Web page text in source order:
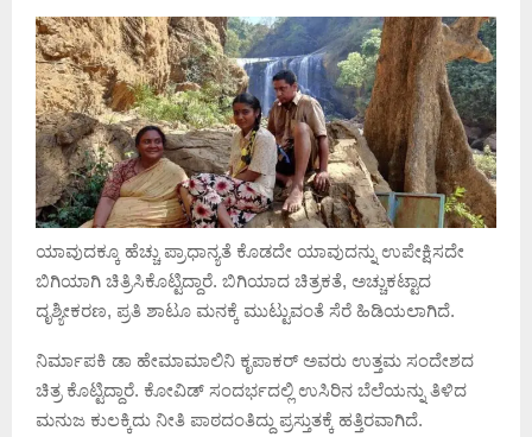
ಯಾವುದಕ್ಕೂ ಹೆಚ್ಚು ಪ್ರಾಧಾನ್ಯತೆ ಕೊಡದೇ ಯಾವುದನ್ನು ಉಪೇಕ್ಷಿಸದೇ
ಬಿಗಿಯಾಗಿ ಚಿತ್ರಿಸಿಕೊಟ್ಟಿದ್ದಾರೆ. ಬಿಗಿಯಾದ ಚಿತ್ರಕತೆ, ಅಚ್ಚುಕಟ್ಟಾದ
ದೃಶ್ಯೀಕರಣ, ಪ್ರತಿ ಶಾಟೂ ಮನಕ್ಕೆ ಮುಟ್ಟುವಂತೆ ಸೆರೆ ಹಿಡಿಯಲಾಗಿದೆ.
ನಿರ್ಮಾಪಕಿ ಡಾ ಹೇಮಾಮಾಲಿನಿ ಕೃಪಾಕರ್ ಅವರು ಉತ್ತಮ ಸಂದೇಶದ
ಚಿತ್ರ ಕೊಟ್ಟಿದ್ದಾರೆ. ಕೋವಿಡ್ ಸಂದರ್ಭದಲ್ಲಿ ಉಸಿರಿನ ಬೆಲೆಯನ್ನು ತಿಳಿದ
ಮನುಜ ಕುಲಕ್ಕಿದು ನೀತಿ ಪಾಠದಂತಿದ್ದು ಪ್ರಸ್ತುತಕ್ಕೆ ಹತ್ತಿರವಾಗಿದೆ.